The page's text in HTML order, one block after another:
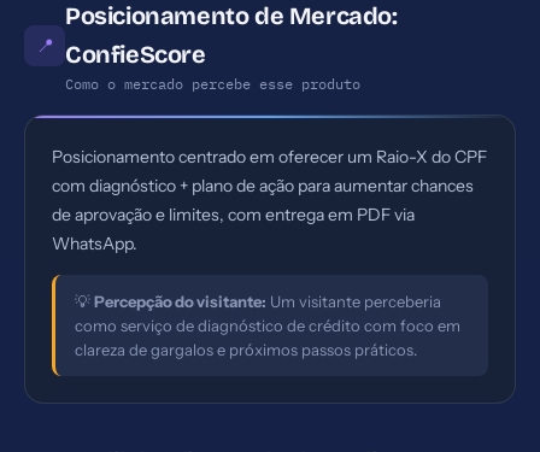
📍
Posicionamento de Mercado:
ConfieScore
Como o mercado percebe esse produto
Posicionamento centrado em oferecer um Raio-X do CPF
com diagnóstico + plano de ação para aumentar chances
de aprovação e limites, com entrega em PDF via
WhatsApp.
💡Percepção do visitante: Um visitante perceberia
como serviço de diagnóstico de crédito com foco em
clareza de gargalos e próximos passos práticos.